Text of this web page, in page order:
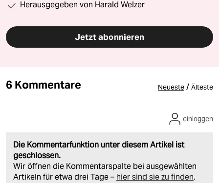
Herausgegeben von Harald Welzer
Jetzt abonnieren
6 Kommentare Neueste / Älteste
Die Kommentarfunktion unter diesem Artikel ist
geschlossen.
Wir öffnen die Kommentarspalte bei ausgewählten
Artikeln für etwa drei Tage – hier sind sie zu finden.
einloggen